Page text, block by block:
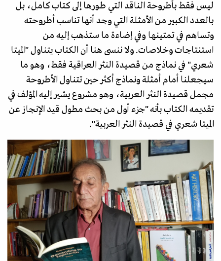
ليس فقط بأطروحة الناقد التي طورها إلى كتاب كامل، بل
بالعدد الكبير من الأمثلة التي وجد أنها تناسب أطروحته
وتساهم في تمتينها وفي إضاءة ما ستذهب إليه من
استنتاجات وخلاصات. ولا ننسى هنا أن الكتاب يتناول "الميتا
شعري" في نماذج من قصيدة النثر العراقية فقط، وهو ما
سيجعلنا أمام أمثلة ونماذج أكثر حين تتناول الأطروحة
مجمل قصيدة النثر العربية، وهو مشروع يشير إليه المؤلف في
تقديمه الكتاب بأنه "جزء أول من بحث مطول قيد الإنجاز عن
الميتا شعري في قصيدة النثر العربية".